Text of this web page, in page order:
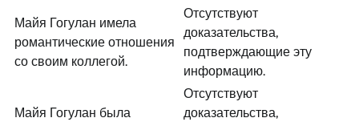
Майя Гогулан имела
романтические отношения
со своим коллегой.
Отсутствуют
доказательства,
подтверждающие эту
информацию.
Майя Гогулан была
Отсутствуют
доказательства,